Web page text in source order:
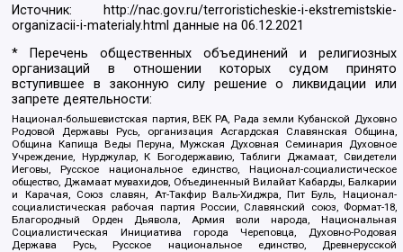
Источник:
http://nac.gov.ru/terroristicheskie-i-ekstremistskie-
organizacii-i-materialy.html данные на06.12.2021
* Перечень общественных объединений и религиозных
организаций в отношении которых судом принято
вступившее в законную силу решение о ликвидации или
запрете деятельности:
Национал-большевистская партия, ВЕК РА, Рада земли Кубанской Духовно
Родовой Державы Русь, организация Асгардская Славянская Община,
Община Капища Веды Перуна, Мужская Духовная Семинария Духовное
Учреждение, Нурджулар, К Богодержавию, Таблиги Джамаат, Свидетели
Иеговы, Русское национальное единство, Национал-социалистическое
общество, Джамаат мувахидов, Объединенный Вилайат Кабарды, Балкарии
и Карачая, Союз славян, Ат-Такфир Валь-Хиджра, Пит Буль, Национал-
социалистическая рабочая партия России, Славянский союз, Формат-18,
Благородный Орден Дьявола, Армия воли народа, Национальная
Социалистическая Инициатива города Череповца, Духовно-Родовая
Держава Русь, Русское национальное единство, Древнерусской